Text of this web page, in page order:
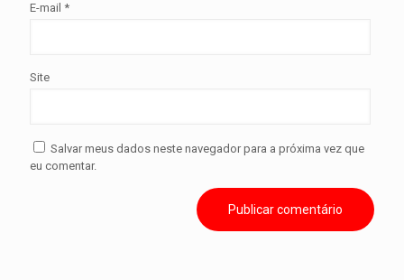
E-mail *
Site
Salvar meus dados neste navegador para a próxima vez que
eu comentar.